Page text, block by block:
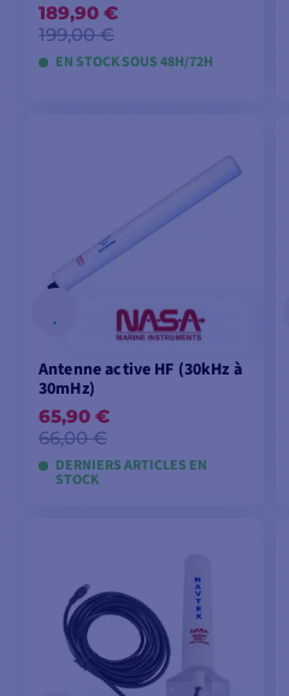
189,90 €
199,00 €
EN STOCK SOUS 48H/72H
Antenne active HF (30kHz à
30mHz)
65,90 €
66,00 €
DERNIERS ARTICLES EN
STOCK